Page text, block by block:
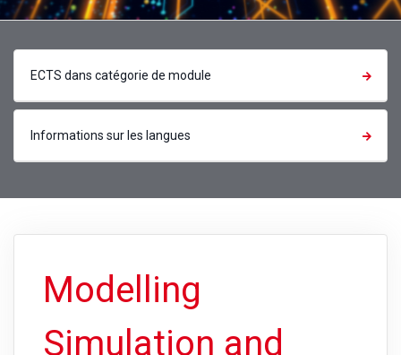
ECTS dans catégorie de module
Informations sur les langues
Modelling
Simulation and